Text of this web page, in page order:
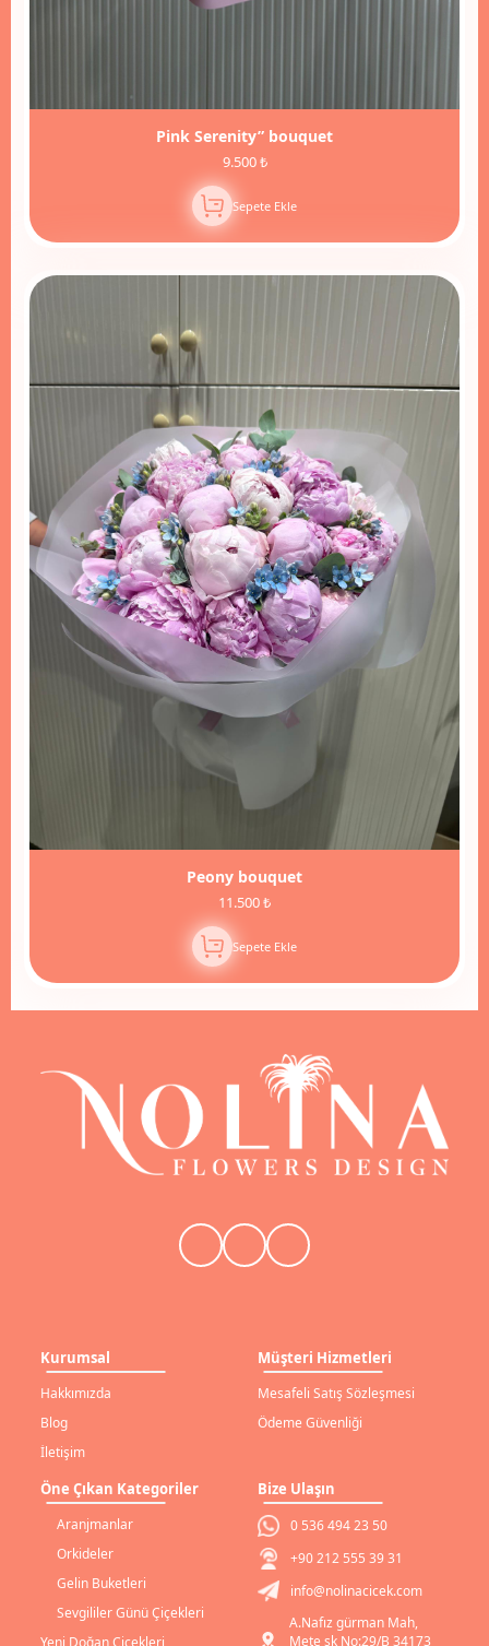
Pink Serenity” bouquet
9.500 ₺
Sepete Ekle
Peony bouquet
11.500 ₺
Sepete Ekle
Kurumsal
Hakkımızda
Blog
İletişim
Müşteri Hizmetleri
Mesafeli Satış Sözleşmesi
Ödeme Güvenliği
Öne Çıkan Kategoriler
Aranjmanlar
Orkideler
Gelin Buketleri
Sevgililer Günü Çiçekleri
Yeni Doğan Çiçekleri
Bize Ulaşın
0 536 494 23 50
+90 212 555 39 31
info@nolinacicek.com
A.Nafız gürman Mah,
Mete sk No:29/B 34173